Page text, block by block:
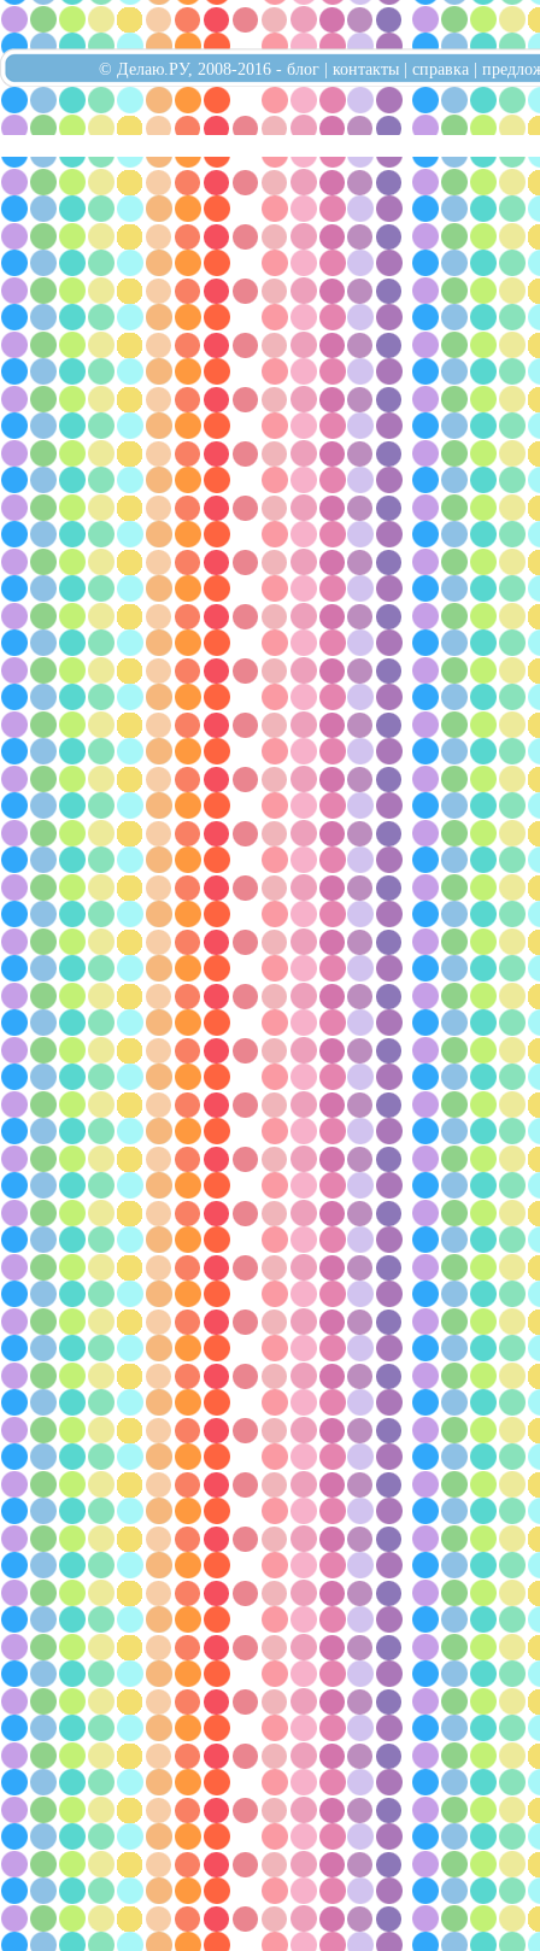
© Делаю.РУ, 2008-2016 - блог | контакты | справка |